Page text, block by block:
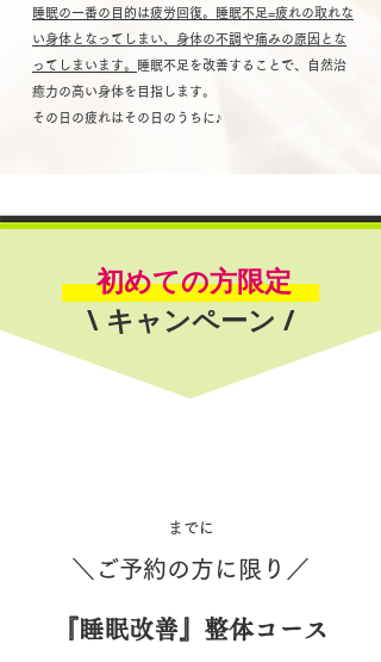
睡眠の一番の目的は疲労回復。睡眠不足=疲れの取れな
い身体となってしまい、身体の不調や痛みの原因とな
ってしまいます。 睡眠不足を改善することで、自然治
癒力の高い身体を目指します。
その日の疲れはその日のうちに♪
初めての方限定
\ キャンペーン /
​までに
＼ご予約の方に限り／
『睡眠改善』​整体コース